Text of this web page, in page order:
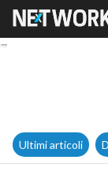
Ultimi articoli